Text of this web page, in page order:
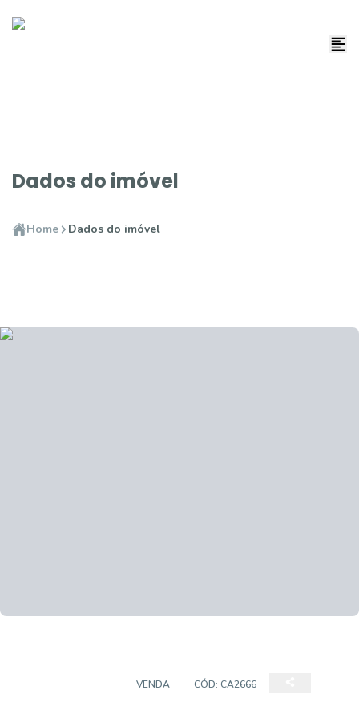
Dados do imóvel
Home Dados do imóvel
VENDA CÓD: CA2666